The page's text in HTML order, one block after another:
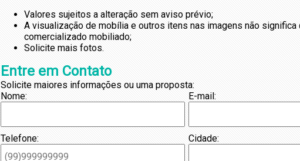
Valores sujeitos a alteração sem aviso prévio;
A visualização de mobília e outros itens nas imagens não significa
comercializado mobiliado;
Solicite mais fotos.
Entre em Contato
Solicite maiores informações ou uma proposta:
Nome:
Telefone:
E-mail:
Cidade: